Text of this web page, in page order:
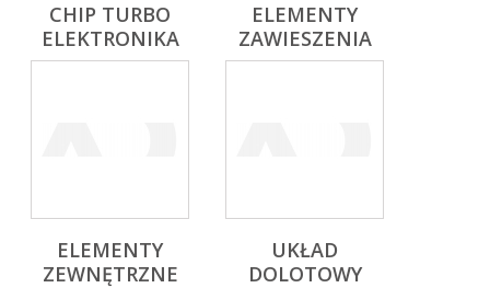
CHIP TURBO
ELEKTRONIKA
ELEMENTY
ZAWIESZENIA
ELEMENTY
ZEWNĘTRZNE
UKŁAD
DOLOTOWY